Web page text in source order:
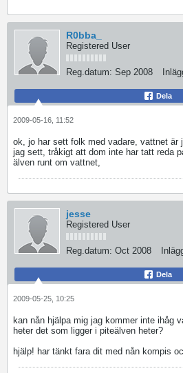
R0bba_
Registered User
Reg.datum: Sep 2008
Dela
2009-05-16, 11:52
ok, jo har sett folk med vadare, vattnet är
jag sett, tråkigt att dom inte har tatt reda
älven runt om vattnet,
jesse
Registered User
Reg.datum: Oct 2008
Dela
2009-05-25, 10:25
kan nån hjälpa mig jag kommer inte ihåg
heter det som ligger i piteälven heter?
hjälp! har tänkt fara dit med nån kompis